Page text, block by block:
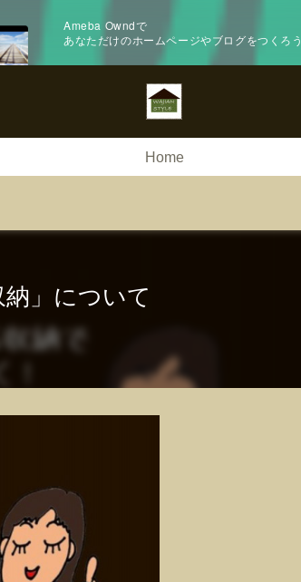
Ameba Owndで
あなただけのホームページやブログをつくろう
Home
」について